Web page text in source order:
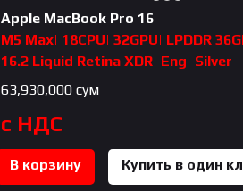
Apple MacBook Pro 16
M5 Max| 18CPU| 32GPU| LPDDR
16.2 Liquid Retina XDR| Eng| Silver
63,930,000сум
с НДС
В корзину Купить в один